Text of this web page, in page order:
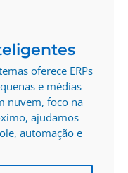
oferece ERPs
e médias
nuvem, foco na
ajudamos
automação e